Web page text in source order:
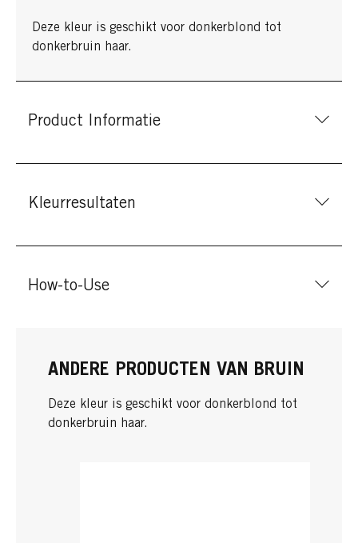
Deze kleur is geschikt voor donkerblond tot
donkerbruin haar.
Product Informatie
Kleurresultaten
How-to-Use
ANDERE PRODUCTEN VAN BRUIN
Deze kleur is geschikt voor donkerblond tot
donkerbruin haar.